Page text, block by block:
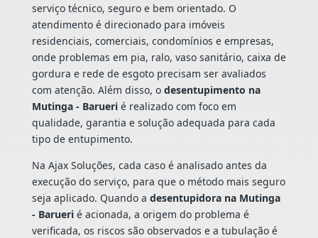
serviço técnico, seguro e bem orientado. O
atendimento é direcionado para imóveis
residenciais, comerciais, condomínios e empresas,
onde problemas em pia, ralo, vaso sanitário, caixa de
gordura e rede de esgoto precisam ser avaliados
com atenção. Além disso, o desentupimento na
Mutinga - Baruerié realizado com foco em
qualidade, garantia e solução adequada para cada
tipo de entupimento.
Na Ajax Soluções, cada caso é analisado antes da
execução do serviço, para que o método mais seguro
seja aplicado. Quando a desentupidora na Mutinga
- Baruerié acionada, a origem do problema é
verificada, os riscos são observados e a tubulação é